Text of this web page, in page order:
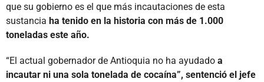
que su gobierno es el que más incautaciones de esta
sustancia ha tenido en la historia con más de 1.000
toneladas este año.
“El actual gobernador de Antioquia no ha ayudado a
incautar ni una sola tonelada de cocaína”, sentenció el jefe